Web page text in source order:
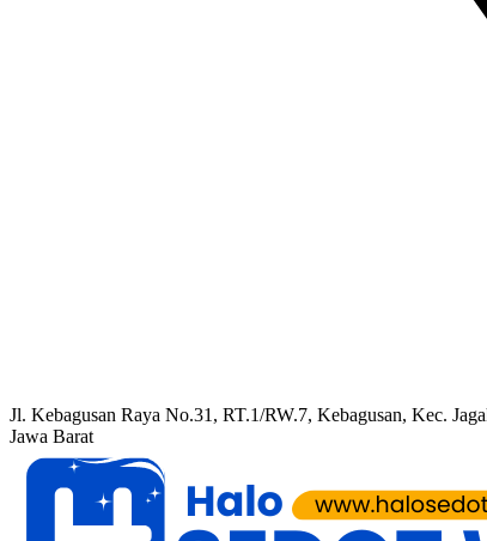
Jl. Kebagusan Raya No.31, RT.1/RW.7, Kebagusan, Kec.
Jawa Barat